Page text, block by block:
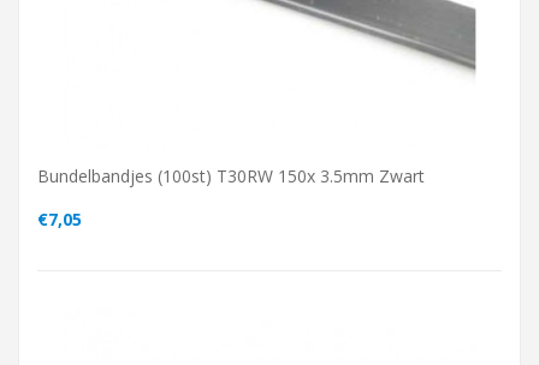
Bundelbandjes (100st) T30RW 150x 3.5mm Zwart
€7,05